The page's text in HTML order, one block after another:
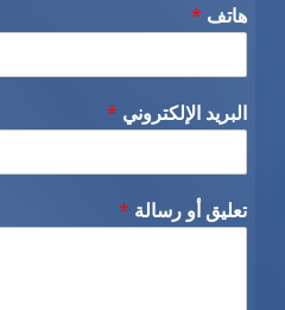
هاتف *
البريد الإلكتروني *
تعليق أو رسالة *